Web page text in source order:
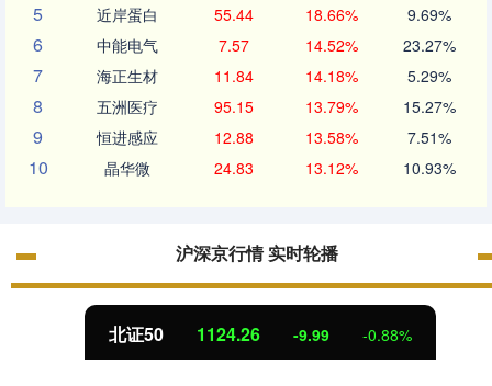
5 近岸蛋白 55.44 18.66% 9.69%
6 中能电气 7.57 14.52% 23.27%
7 海正生材 11.84 14.18% 5.29%
8 五洲医疗 95.15 13.79% 15.27%
9 恒进感应 12.88 13.58% 7.51%
10 晶华微 24.83 13.12% 10.93%
沪深京行情 实时轮播
北证50 1124.26 -9.99 -0.88%